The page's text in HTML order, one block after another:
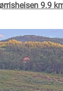
9.9